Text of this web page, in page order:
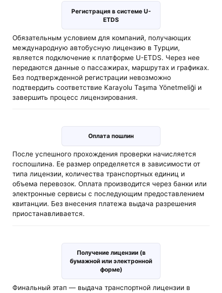
Регистрация в системе U-
ETDS
Обязательным условием для компаний, получающих
международную автобусную лицензию в Турции,
является подключение к платформе U-ETDS. Через нее
передаются данные о пассажирах, маршрутах и графиках.
Без подтвержденной регистрации невозможно
подтвердить соответствие Karayolu Taşıma Yönetmeliği и
завершить процесс лицензирования.
Оплата пошлин
После успешного прохождения проверки начисляется
госпошлина. Ее размер определяется в зависимости от
типа лицензии, количества транспортных единиц и
объема перевозок. Оплата производится через банки или
электронные сервисы с последующим предоставлением
квитанции. Без внесения платежа выдача разрешения
приостанавливается.
Получение лицензии (в
бумажной или электронной
форме)
Финальный этап — выдача транспортной лицензии в